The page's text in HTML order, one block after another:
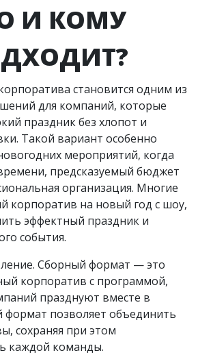
И КОМУ
становится одним из
для компаний, которые
праздник без хлопот и
Такой вариант особенно
мероприятий, когда
предсказуемый бюджет
организация. Многие
корпоратив на новый год с шоу,
эффектный праздник и
события.
Сборный формат — это
корпоратив с программой,
празднуют вместе в
формат позволяет объединить
сохраняя при этом
каждой команды.